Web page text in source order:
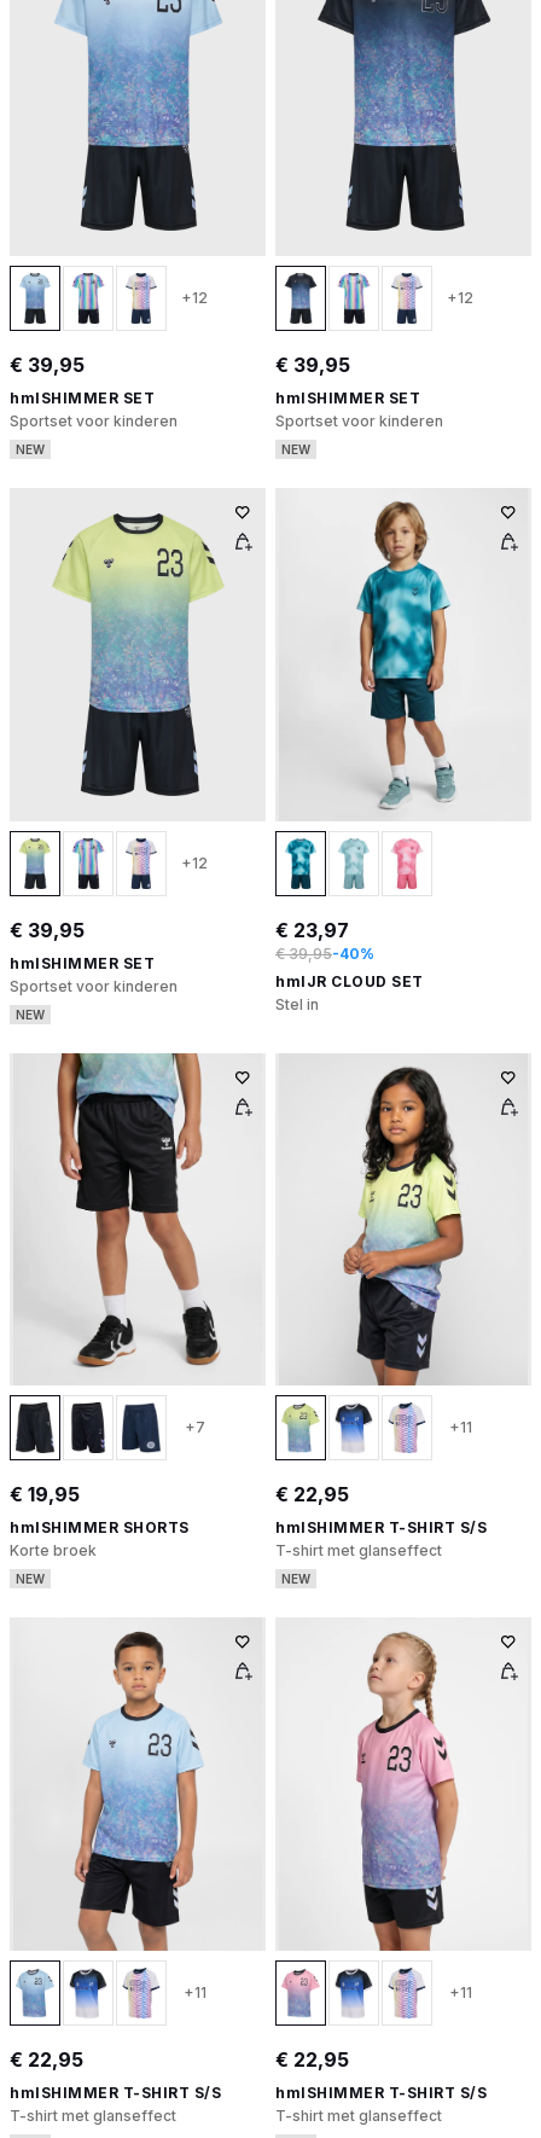
+12
€ 39,95
hmlSHIMMER SET
Sportset voor kinderen
NEW
+12
€ 39,95
hmlSHIMMER SET
Sportset voor kinderen
NEW
+12
€ 39,95
hmlSHIMMER SET
Sportset voor kinderen
NEW
€ 23,97
€ 39,95-40%
hmlJR CLOUD SET
Stel in
+7
€ 19,95
hmlSHIMMER SHORTS
Korte broek
NEW
+11
€ 22,95
hmlSHIMMER T-SHIRT S/S
T-shirt met glanseffect
NEW
+11
€ 22,95
hmlSHIMMER T-SHIRT S/S
T-shirt met glanseffect
+11
€ 22,95
hmlSHIMMER T-SHIRT S/S
T-shirt met glanseffect